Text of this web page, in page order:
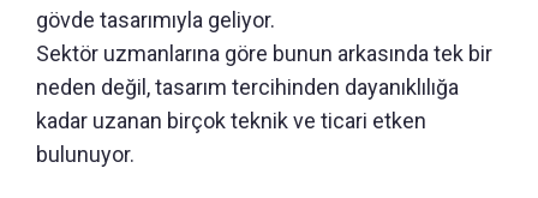
gövde tasarımıyla geliyor.
Sektör uzmanlarına göre bunun arkasında tek bir
neden değil, tasarım tercihinden dayanıklılığa
kadar uzanan birçok teknik ve ticari etken
bulunuyor.